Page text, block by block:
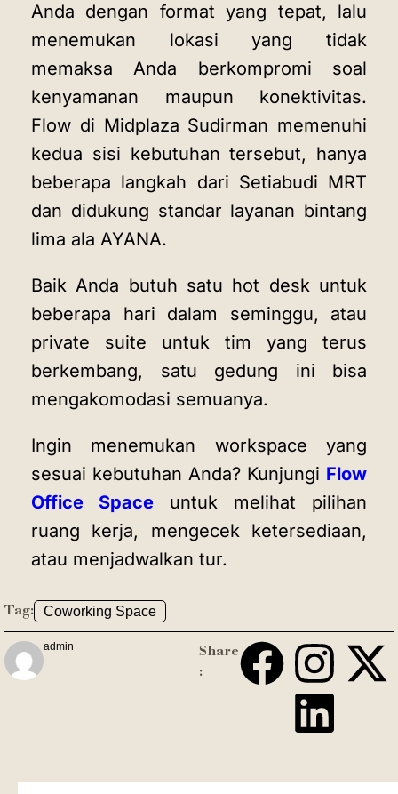
Anda dengan format yang tepat, lalu
menemukan lokasi yang tidak
memaksa Anda berkompromi soal
kenyamanan maupun konektivitas.
Flow di Midplaza Sudirman memenuhi
kedua sisi kebutuhan tersebut, hanya
beberapa langkah dari Setiabudi MRT
dan didukung standar layanan bintang
lima ala AYANA.
Baik Anda butuh satu hot desk untuk
beberapa hari dalam seminggu, atau
private suite untuk tim yang terus
berkembang, satu gedung ini bisa
mengakomodasi semuanya.
Ingin menemukan workspace yang
sesuai kebutuhan Anda? Kunjungi Flow
Office Space untuk melihat pilihan
ruang kerja, mengecek ketersediaan,
atau menjadwalkan tur.
Tag: Coworking Space
admin
Share
: